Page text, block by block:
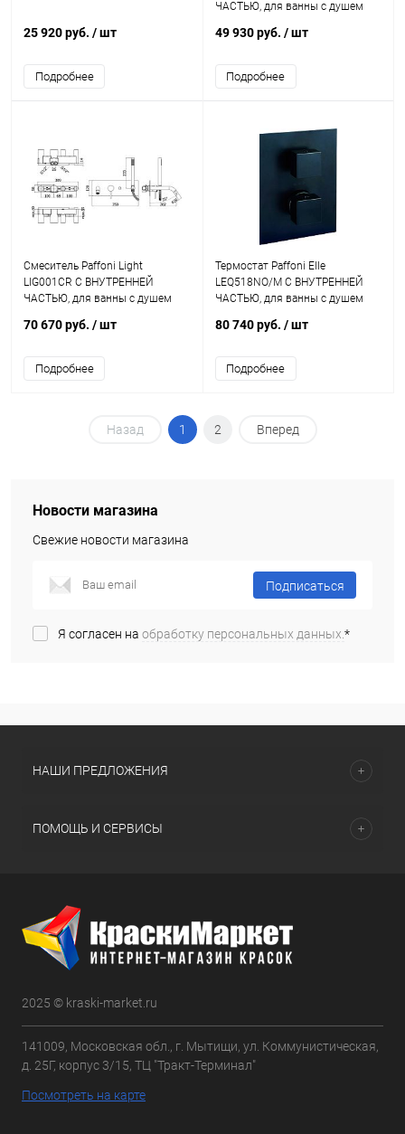
25 920 руб. / шт
Подробнее
ЧАСТЬЮ, для ванны с душем
49 930 руб. / шт
Подробнее
Смеситель Paffoni Light
LIG001CR С ВНУТРЕННЕЙ
ЧАСТЬЮ, для ванны с душем
70 670 руб. / шт
Подробнее
Термостат Paffoni Elle
LEQ518NO/M С ВНУТРЕННЕЙ
ЧАСТЬЮ, для ванны с душем
80 740 руб. / шт
Подробнее
Назад 1 2 Вперед
Новости магазина
Свежие новости магазина
Подписаться
Я согласен на обработку персональных данных.*
НАШИ ПРЕДЛОЖЕНИЯ
ПОМОЩЬ И СЕРВИСЫ
2025 © kraski-market.ru
141009, Московская обл., г. Мытищи, ул. Коммунистическая,
д. 25Г, корпус 3/15, ТЦ "Тракт-Терминал"
Посмотреть на карте